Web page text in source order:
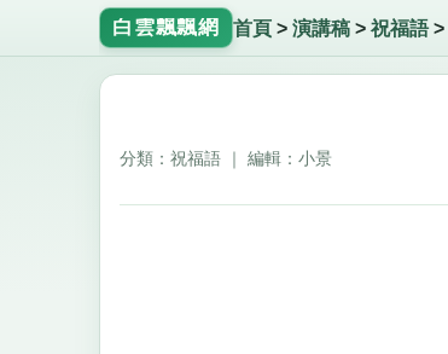
白雲飄飄網 首頁> 演講稿> 祝福語>
分類：祝福語 ｜ 編輯：小景